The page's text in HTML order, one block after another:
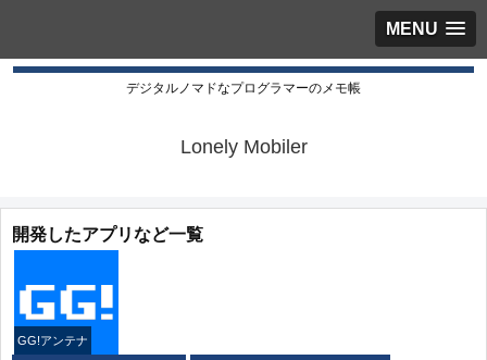
MENU
デジタルノマドなプログラマーのメモ帳
Lonely Mobiler
開発したアプリなど一覧
GG!アンテナ